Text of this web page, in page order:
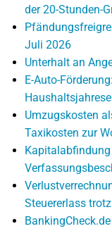
der 20-Stunden-
Juli 2026
Unterhalt an
E-Auto-
Umzugskosten
Taxikosten zur
Steuererlass